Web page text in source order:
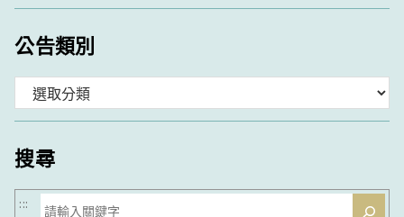
公告類別
類
搜尋
搜
:::